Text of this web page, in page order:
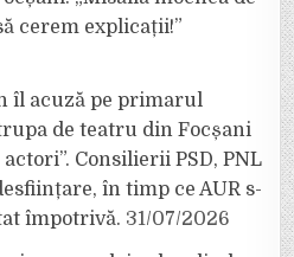
cerem explicații!”
îl acuză pe primarul
de teatru din Focșani
Consilierii PSD, PNL
în timp ce AUR s-
împotrivă. 31/07/2026